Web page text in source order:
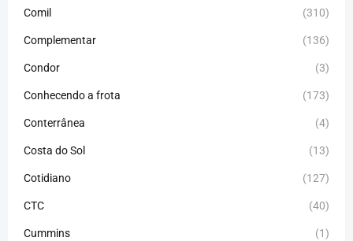
Comil (310)
Complementar (136)
Condor (3)
Conhecendo a frota (173)
Conterrânea (4)
Costa do Sol (13)
Cotidiano (127)
CTC (40)
Cummins (1)